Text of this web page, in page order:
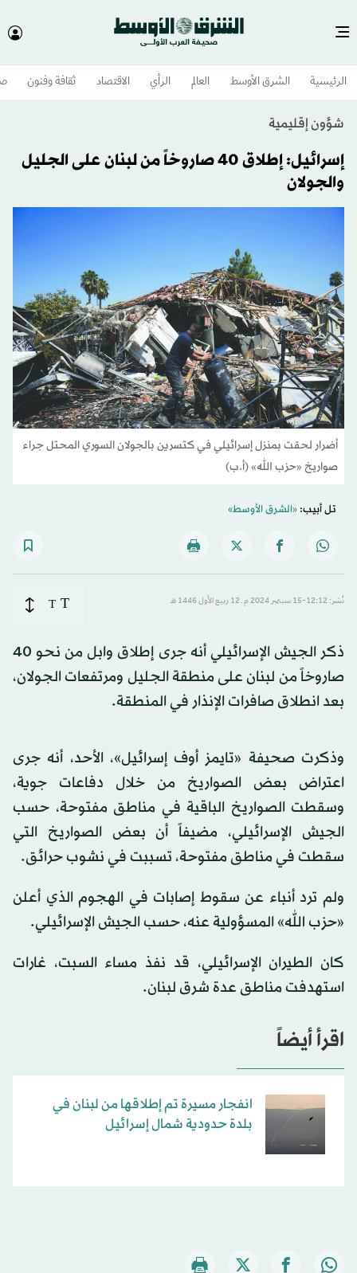
الرئيسية الشرق الأوسط​ العالم الرأي الاقتصاد ثقافة وفنون
شؤون إقليمية
إسرائيل: إطلاق 40 صاروخاً من لبنان على الجليل
والجولان
أضرار لحقت بمنزل إسرائيلي في كتسرين بالجولان السوري المحتل جراء
صواريخ «حزب الله» (أ.ب)
تل أبيب:«الشرق الأوسط»
نُشر: 12:12-15 سبتمبر 2024 م ـ 12 ربيع الأول 1446 هـ T
T
ذكر الجيش الإسرائيلي أنه جرى إطلاق وابل من نحو 40
صاروخاً من لبنان على منطقة الجليل ومرتفعات الجولان،
بعد انطلاق صافرات الإنذار في المنطقة.
وذكرت صحيفة «تايمز أوف إسرائيل»، الأحد، أنه جرى
اعتراض بعض الصواريخ من خلال دفاعات جوية،
وسقطت الصواريخ الباقية في مناطق مفتوحة، حسب
الجيش الإسرائيلي، مضيفاً أن بعض الصواريخ التي
سقطت في مناطق مفتوحة، تسببت في نشوب حرائق.
ولم ترد أنباء عن سقوط إصابات في الهجوم الذي أعلن
«حزب الله» المسؤولية عنه، حسب الجيش الإسرائيلي.
كان الطيران الإسرائيلي، قد نفذ مساء السبت، غارات
استهدفت مناطق عدة شرق لبنان.
اقرأ أيضاً
انفجار مسيرة تم إطلاقها من لبنان في
بلدة حدودية شمال إسرائيل